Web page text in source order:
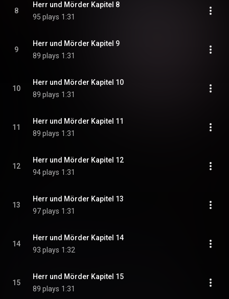
8
Herr und Mörder Kapitel 8
95 plays 1:31
9
Herr und Mörder Kapitel 9
89 plays 1:31
10
Herr und Mörder Kapitel 10
89 plays 1:31
11
Herr und Mörder Kapitel 11
89 plays 1:31
12
Herr und Mörder Kapitel 12
94 plays 1:31
13
Herr und Mörder Kapitel 13
97 plays 1:31
14
Herr und Mörder Kapitel 14
93 plays 1:32
15
Herr und Mörder Kapitel 15
89 plays 1:31